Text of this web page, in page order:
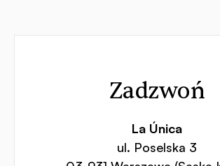
Zadzwoń
La Única
ul. Poselska 3